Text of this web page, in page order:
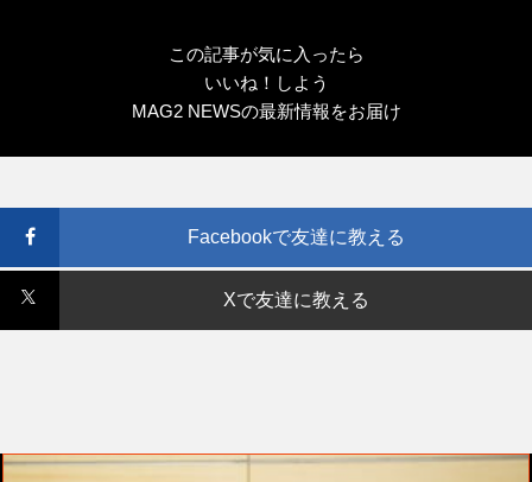
この記事が気に入ったら
いいね！しよう
MAG2 NEWSの最新情報をお届け
Facebookで友達に教える
Xで友達に教える